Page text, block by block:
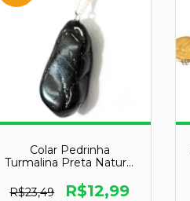
Colar Pedrinha
Turmalina Preta Natural
R$23,49
R$12,99